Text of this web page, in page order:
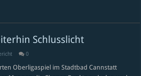
Schlusslicht
0
Oberligaspiel im Stadtbad Cannstatt